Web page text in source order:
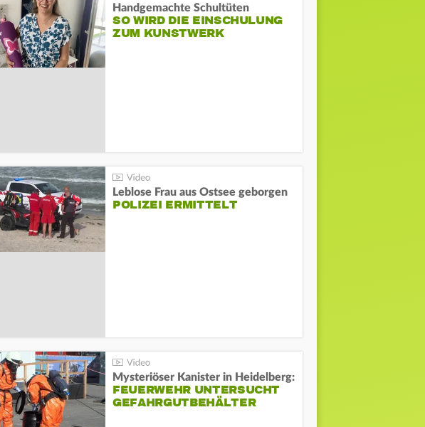
Handgemachte Schultüten
SO WIRD DIE EINSCHULUNG
ZUM KUNSTWERK
Leblose Frau aus Ostsee geborgen
POLIZEI ERMITTELT
Mysteriöser Kanister in Heidelberg:
FEUERWEHR UNTERSUCHT
GEFAHRGUTBEHÄLTER